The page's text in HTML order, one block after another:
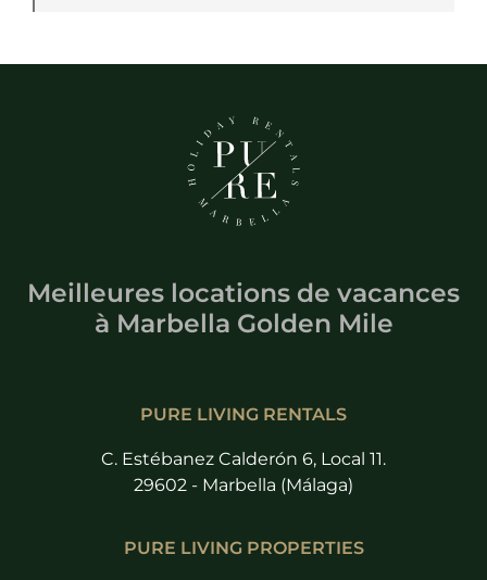
Meilleures locations de vacances
à Marbella Golden Mile
PURE LIVING RENTALS
C. Estébanez Calderón 6, Local 11.
29602 - Marbella (Málaga)
PURE LIVING PROPERTIES